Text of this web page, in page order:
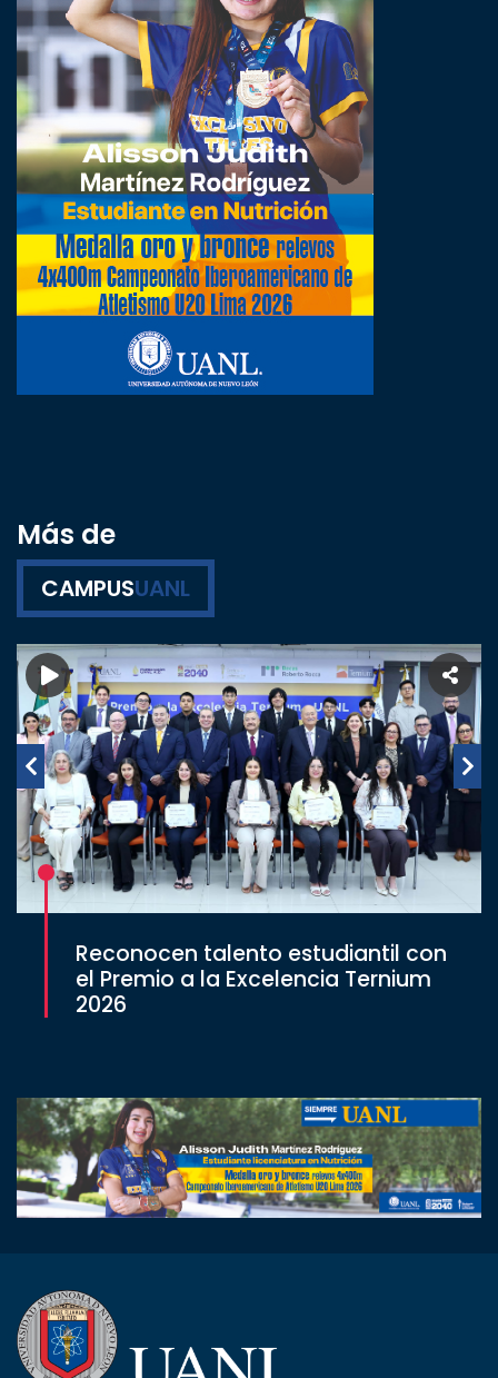
Más de
CAMPUSUANL
Reconocen talento estudiantil con
el Premio a la Excelencia Ternium
2026